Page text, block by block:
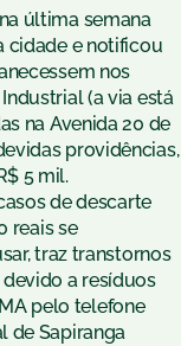
última semana
cidade e notificou
nos
(a via está
na Avenida 20 de
providências,
5 mil.
de descarte
reais se
traz transtornos
a resíduos
pelo telefone
de Sapiranga